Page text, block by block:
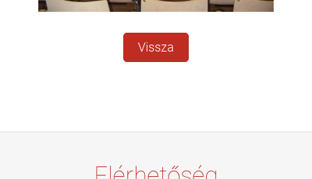
Vissza